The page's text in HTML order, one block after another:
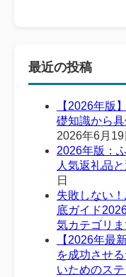
最近の投稿
【2026年版
礎知識から
2026年6月19
2026年版：
人気返礼品
日
失敗しない
底ガイド
気カテゴリ
【2026年最
を成功させ
いためのス